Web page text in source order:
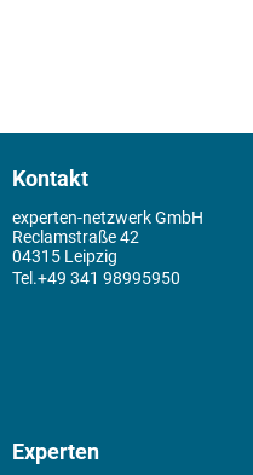
Kontakt
experten-netzwerk GmbH
Reclamstraße 42
04315 Leipzig
+49 341 98995950
Experten